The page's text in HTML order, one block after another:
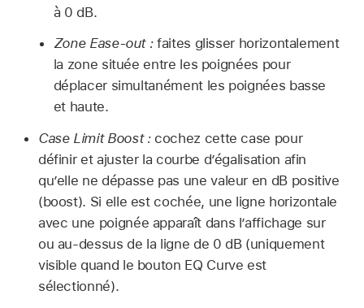
à 0 dB.
Zone Ease-out :faites glisser horizontalement
la zone située entre les poignées pour
déplacer simultanément les poignées basse
et haute.
Case Limit Boost :cochez cette case pour
définir et ajuster la courbe d’égalisation afin
qu’elle ne dépasse pas une valeur en dB positive
(boost). Si elle est cochée, une ligne horizontale
avec une poignée apparaît dans l’affichage sur
ou au-dessus de la ligne de 0 dB (uniquement
visible quand le bouton EQ Curve est
sélectionné).